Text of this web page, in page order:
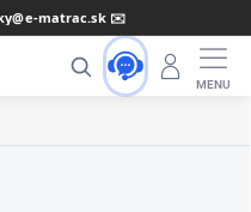
matrac.sk ✉️
Hľadať